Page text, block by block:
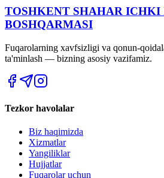
TOSHKENT SHAHAR IСHKI
BOSHQARMASI
Fuqarolarning xavfsizligi va qonun-
ta'minlash — bizning asosiy vazifamiz.
Tezkor havolalar
Biz haqimizda
Xizmatlar
Yangiliklar
Hujjatlar
Fuqarolar uchun